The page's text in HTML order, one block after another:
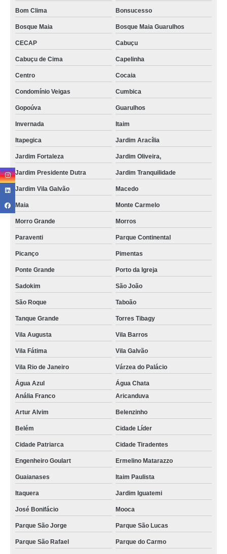
Bom Clima Bonsucesso
Bosque Maia Bosque Maia Guarulhos
CECAP Cabuçu
Cabuçu de Cima Capelinha
Centro Cocaia
Condomínio Veigas Cumbica
Gopoúva Guarulhos
Invernada Itaim
Itapegica Jardim Aracília
Jardim Fortaleza Jardim Oliveira,
Jardim Presidente Dutra Jardim Tranquilidade
Jardim Vila Galvão Macedo
Maia Monte Carmelo
Morro Grande Morros
Paraventi Parque Continental
Picanço Pimentas
Ponte Grande Porto da Igreja
Sadokim São João
São Roque Taboão
Tanque Grande Torres Tibagy
Vila Augusta Vila Barros
Vila Fátima Vila Galvão
Vila Rio de Janeiro Várzea do Palácio
Água Azul
Água Chata
Anália Franco
Aricanduva
Artur Alvim Belenzinho
Belém Cidade Líder
Cidade Patriarca Cidade Tiradentes
Engenheiro Goulart Ermelino Matarazzo
Guaianases Itaim Paulista
Itaquera Jardim Iguatemi
José Bonifácio Mooca
Parque São Jorge Parque São Lucas
Parque São Rafael Parque do Carmo